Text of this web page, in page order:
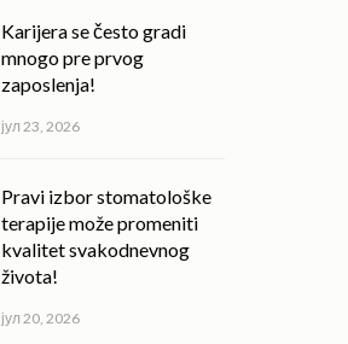
Karijera se često gradi
mnogo pre prvog
zaposlenja!
јул 23, 2026
Pravi izbor stomatološke
terapije može promeniti
kvalitet svakodnevnog
života!
јул 20, 2026